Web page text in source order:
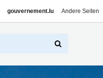
gouvernement.lu Andere Seiten